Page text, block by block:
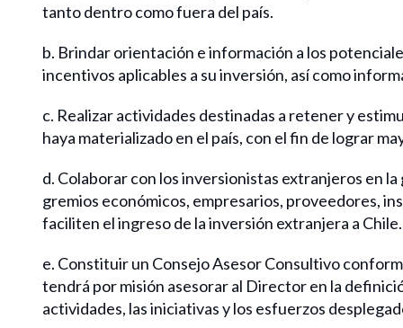
tanto dentro como fuera del país.
b. Brindar orientación e información a los
incentivos aplicables a su inversión, así como
c. Realizar actividades destinadas a retener y
haya materializado en el país, con el fin de lograr
d. Colaborar con los inversionistas extranjeros en
gremios económicos, empresarios, proveedores,
faciliten el ingreso de la inversión extranjera a Chile.
e. Constituir un Consejo Asesor Consultivo
tendrá por misión asesorar al Director en la
actividades, las iniciativas y los esfuerzos